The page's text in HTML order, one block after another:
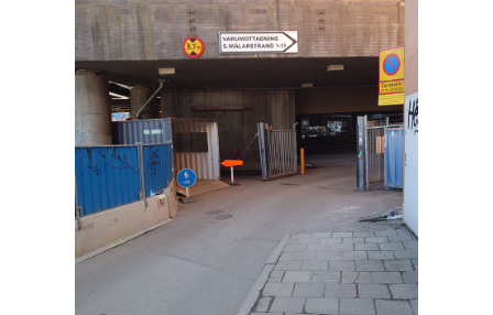
Uppsala”